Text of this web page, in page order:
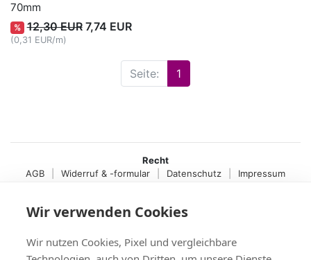
70mm
% 12,30 EUR 7,74 EUR
(0,31 EUR/m)
Seite: 1
Recht
AGB
Widerruf & -formular Datenschutz Impressum
Versand & Zahlung,Kontakt,Fax-Bestellschein
Vertrag widerrufen
Wir verwenden Cookies
Wir nutzen Cookies, Pixel und vergleichbare